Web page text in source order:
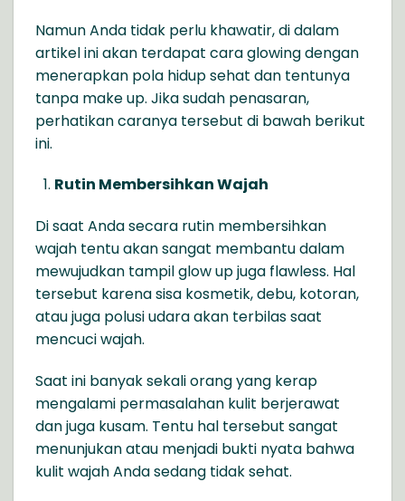
Namun Anda tidak perlu khawatir, di dalam
artikel ini akan terdapat cara glowing dengan
menerapkan pola hidup sehat dan tentunya
tanpa make up. Jika sudah penasaran,
perhatikan caranya tersebut di bawah berikut
ini.
Rutin Membersihkan Wajah
Di saat Anda secara rutin membersihkan
wajah tentu akan sangat membantu dalam
mewujudkan tampil glow up juga flawless. Hal
tersebut karena sisa kosmetik, debu, kotoran,
atau juga polusi udara akan terbilas saat
mencuci wajah.
Saat ini banyak sekali orang yang kerap
mengalami permasalahan kulit berjerawat
dan juga kusam. Tentu hal tersebut sangat
menunjukan atau menjadi bukti nyata bahwa
kulit wajah Anda sedang tidak sehat.